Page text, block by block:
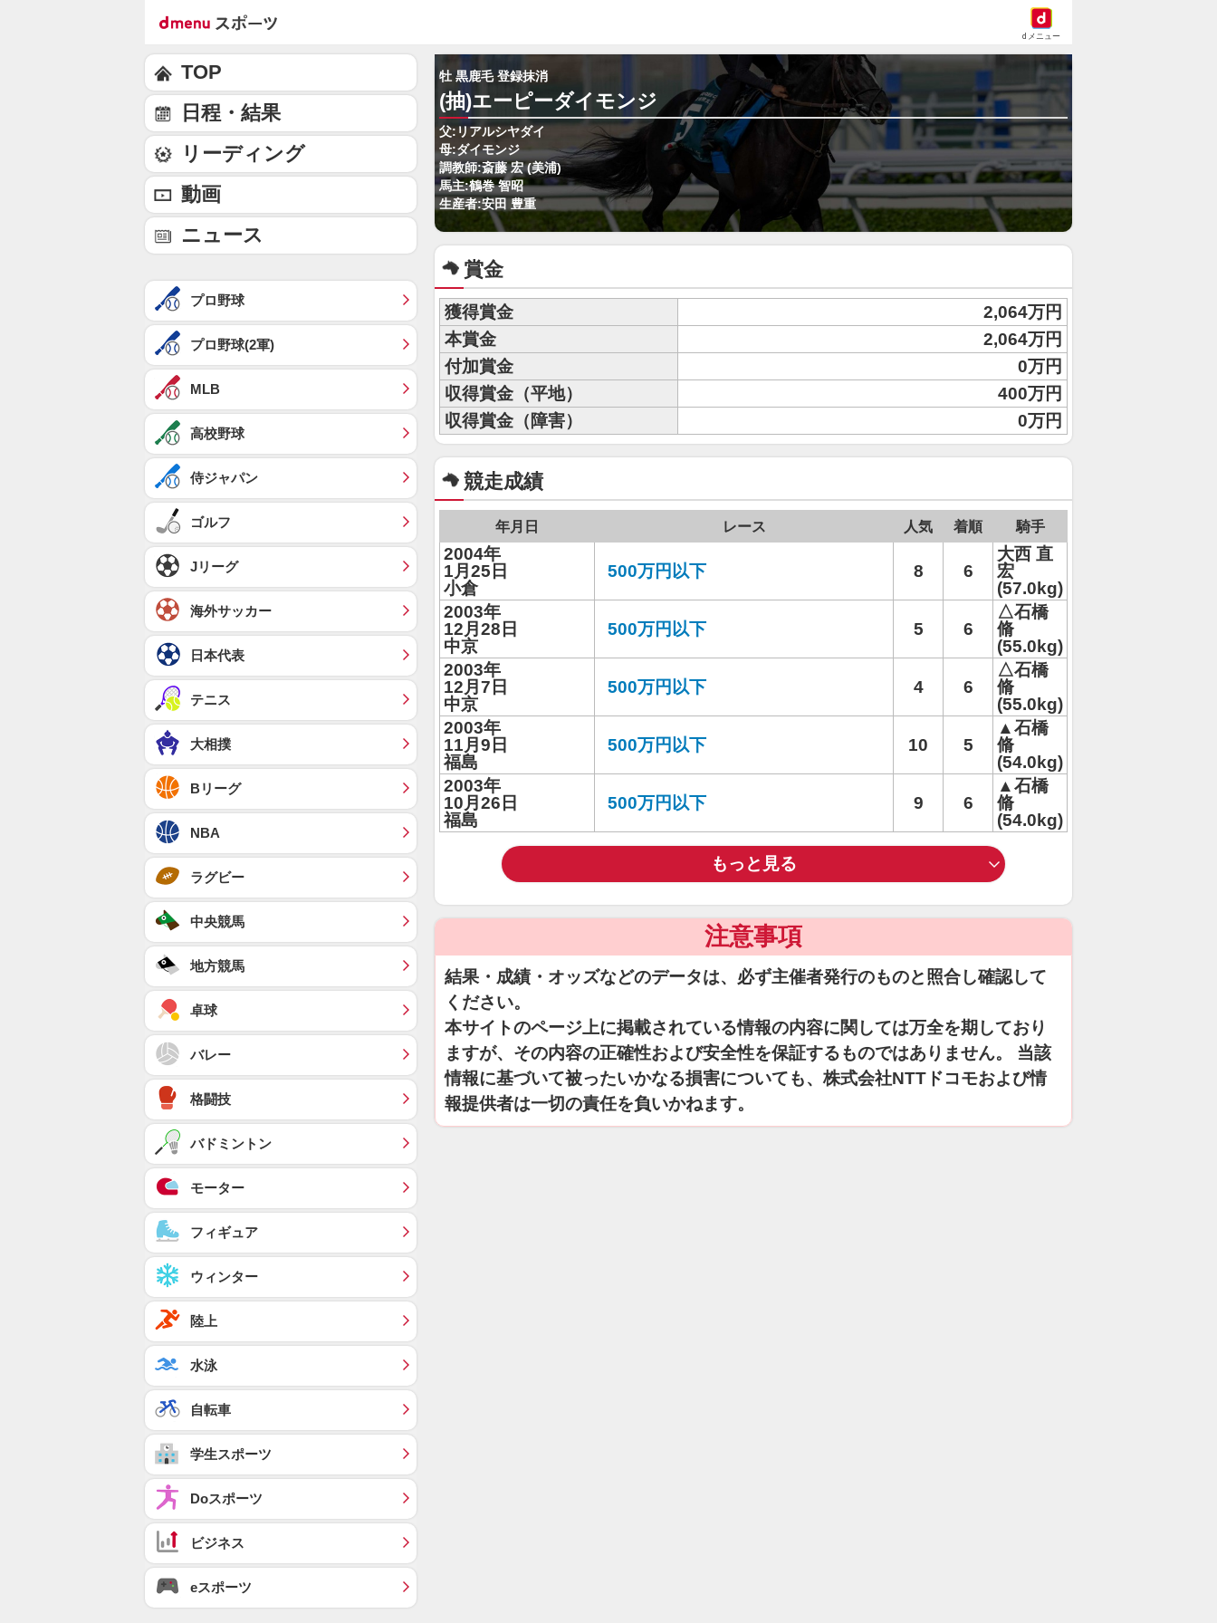
dメニュー
牡 黒鹿毛 登録抹消
(抽)エーピーダイモンジ
父:リアルシヤダイ
母:ダイモンジ
調教師:斎藤 宏 (美浦)
馬主:鶴巻 智昭
生産者:安田 豊重
賞金
獲得賞金
2,064万円
本賞金
2,064万円
付加賞金
0万円
収得賞金（平地）
400万円
収得賞金（障害）
0万円
競走成績
年月日 レース 人気 着順 騎手
2004年
1月25日
小倉
500万円以下 8 6
大西 直
宏
(57.0kg)
2003年
12月28日
中京
500万円以下 5 6
△石橋
脩
(55.0kg)
2003年
12月7日
中京
500万円以下 4 6
△石橋
脩
(55.0kg)
2003年
11月9日
福島
500万円以下 10 5
▲石橋
脩
(54.0kg)
2003年
10月26日
福島
500万円以下 9 6
▲石橋
脩
(54.0kg)
もっと見る
注意事項
結果・成績・オッズなどのデータは、必ず主催者発行のものと照合し確認して
ください。
本サイトのページ上に掲載されている情報の内容に関しては万全を期しており
ますが、その内容の正確性および安全性を保証するものではありません。 当該
情報に基づいて被ったいかなる損害についても、株式会社NTTドコモおよび情
報提供者は一切の責任を負いかねます。
TOP
日程・結果
リーディング
動画
ニュース
プロ野球
プロ野球(2軍)
MLB
高校野球
侍ジャパン
ゴルフ
Jリーグ
海外サッカー
日本代表
テニス
大相撲
Bリーグ
NBA
ラグビー
中央競馬
地方競馬
卓球
バレー
格闘技
バドミントン
モーター
フィギュア
ウィンター
陸上
水泳
自転車
学生スポーツ
Doスポーツ
ビジネス
eスポーツ